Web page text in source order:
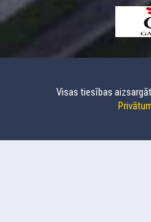
Visas tiesības